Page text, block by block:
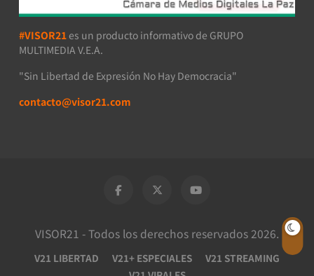
#VISOR21 es un producto informativo de GRUPO
MULTIMEDIA V.E.A.
"Sin Libertad de Expresión No Hay Democracia"
contacto@visor21.com
VISOR21 - Todos los derechos reservados 2026.
V21 LIBERTAD V21+ ESPECIALES
V21 STREAMING